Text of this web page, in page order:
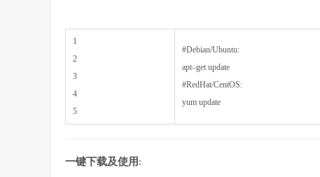
1
2
3
4
5
#Debian/Ubuntu:
apt–get update
#RedHat/CentOS:
yum update
一键下载及使用: